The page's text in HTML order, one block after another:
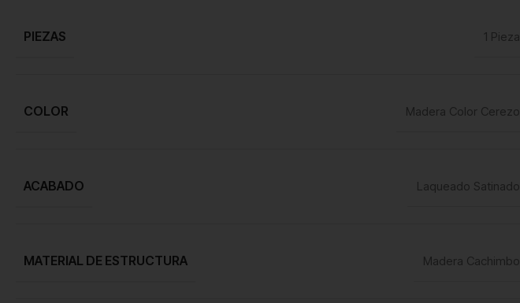
PIEZAS 1 Pieza
COLOR Madera Color Cerezo
ACABADO Laqueado Satinado
MATERIAL DE ESTRUCTURA Madera Cachimbo